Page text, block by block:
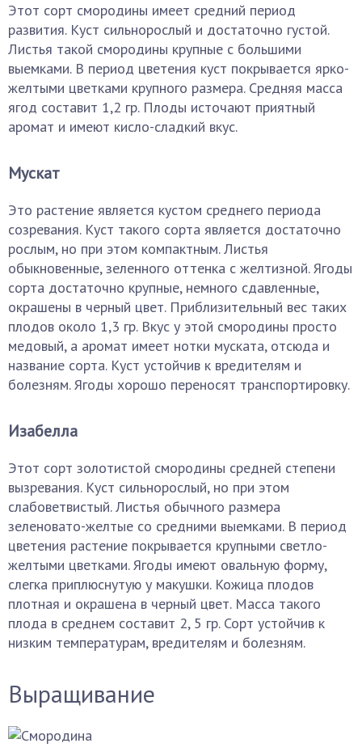
Этот сорт смородины имеет средний период
развития. Куст сильнорослый и достаточно густой.
Листья такой смородины крупные с большими
выемками. В период цветения куст покрывается ярко-
желтыми цветками крупного размера. Средняя масса
ягод составит 1,2 гр. Плоды источают приятный
аромат и имеют кисло-сладкий вкус.
Мускат
Это растение является кустом среднего периода
созревания. Куст такого сорта является достаточно
рослым, но при этом компактным. Листья
обыкновенные, зеленного оттенка с желтизной. Ягоды
сорта достаточно крупные, немного сдавленные,
окрашены в черный цвет. Приблизительный вес таких
плодов около 1,3 гр. Вкус у этой смородины просто
медовый, а аромат имеет нотки муската, отсюда и
название сорта. Куст устойчив к вредителям и
болезням. Ягоды хорошо переносят транспортировку.
Изабелла
Этот сорт золотистой смородины средней степени
вызревания. Куст сильнорослый, но при этом
слабоветвистый. Листья обычного размера
зеленовато-желтые со средними выемками. В период
цветения растение покрывается крупными светло-
желтыми цветками. Ягоды имеют овальную форму,
слегка приплюснутую у макушки. Кожица плодов
плотная и окрашена в черный цвет. Масса такого
плода в среднем составит 2, 5 гр. Сорт устойчив к
низким температурам, вредителям и болезням.
Выращивание